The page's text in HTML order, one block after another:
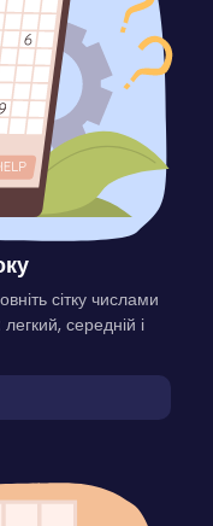
сітку числами
середній і